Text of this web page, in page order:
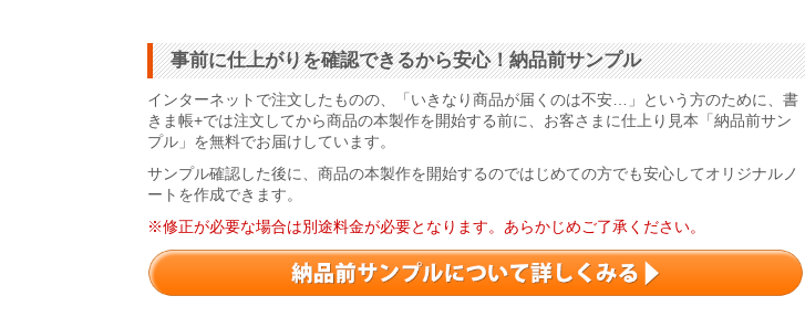
事前に仕上がりを確認できるから安心！納品前サンプル
インターネットで注文したものの、「いきなり商品が届くのは不安…」という方のために、書
きま帳+では注文してから商品の本製作を開始する前に、お客さまに仕上り見本「納品前サン
プル」を無料でお届けしています。
サンプル確認した後に、商品の本製作を開始するのではじめての方でも安心してオリジナルノ
ートを作成できます。
※修正が必要な場合は別途料金が必要となります。あらかじめご了承ください。